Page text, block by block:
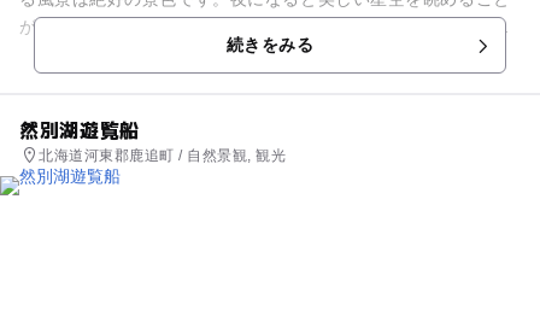
が出来ます。キャンプ場として利用ができ、レストランや特産
品を販売しているお店もあ...続きをみる
然別湖遊覧船
北海道河東郡鹿追町 / 自然景観, 観光